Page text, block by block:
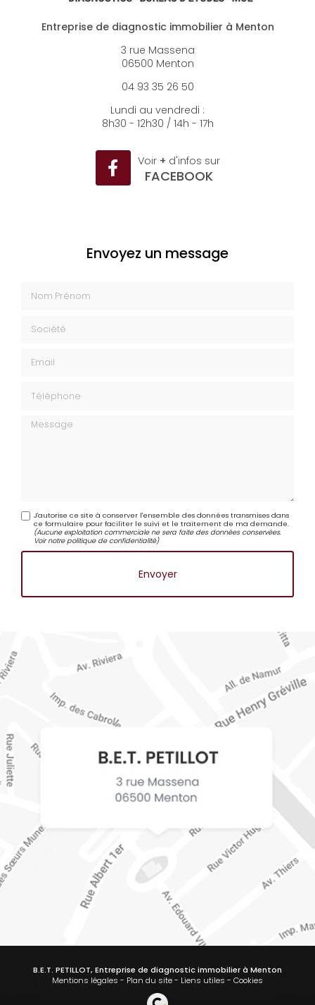
Entreprise de diagnostic immobilier à Menton
3 rue Massena
06500 Menton
04 93 35 26 50
Lundi au vendredi :
8h30 - 12h30 / 14h - 17h
Voir + d'infos sur
FACEBOOK
Envoyez un message
Message
J'autorise ce site à conserver l'ensemble des données transmises dans
ce formulaire pour faciliter le suivi et le traitement de ma demande.
(Aucune exploitation commerciale ne sera faite des données conservées.
Voir notrepolitique de confidentialité)
B.E.T. PETILLOT, Entreprise de diagnostic immobilier à Menton
Mentions légales - Plan du site- Liens utiles - Cookies